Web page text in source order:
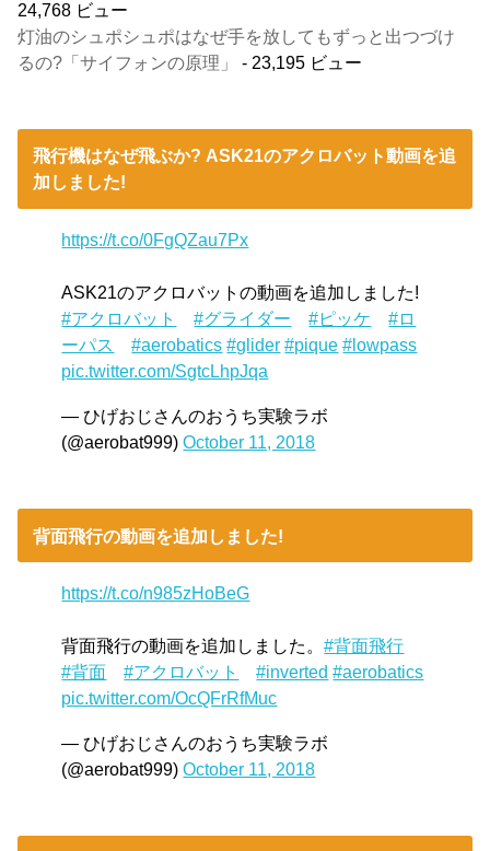
24,768 ビュー
灯油のシュポシュポはなぜ手を放してもずっと出つづけ
るの?「サイフォンの原理」
- 23,195 ビュー
飛行機はなぜ飛ぶか? ASK21のアクロバット動画を追
加しました!
https://t.co/0FgQZau7Px
ASK21のアクロバットの動画を追加しました!
#アクロバット
#グライダー #ピッケ
#ロ
ーパス
#aerobatics #glider #pique #lowpass
pic.twitter.com/SgtcLhpJqa
— ひげおじさんのおうち実験ラボ
(@aerobat999)October 11, 2018
背面飛行の動画を追加しました!
https://t.co/n985zHoBeG
背面飛行の動画を追加しました。#背面飛行
#背面
#アクロバット #inverted #aerobatics
pic.twitter.com/OcQFrRfMuc
— ひげおじさんのおうち実験ラボ
(@aerobat999)October 11, 2018